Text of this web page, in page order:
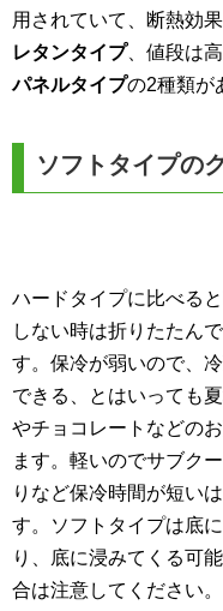
用されていて、断熱効
レタンタイプ、値段は
パネルタイプの2種類が
ソフトタイプの
ハードタイプに比べる
しない時は折りたたん
す。保冷が弱いので、
できる、とはいっても
やチョコレートなどの
ます。軽いのでサブク
りなど保冷時間が短い
す。ソフトタイプは底
り、底に浸みてくる可
合は注意してください。